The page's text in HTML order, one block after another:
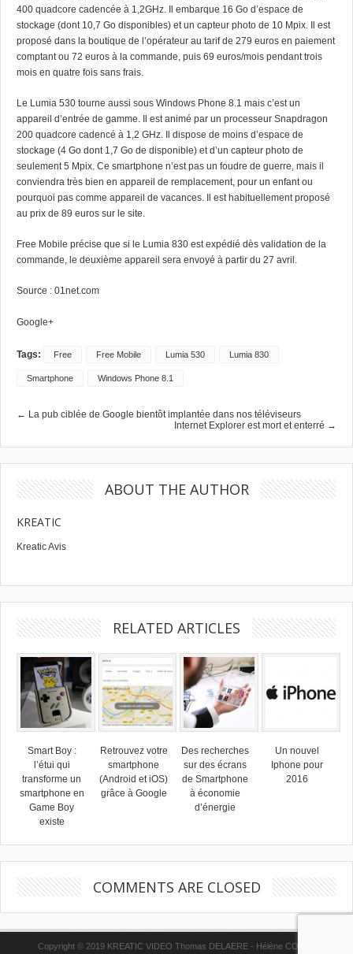
400 quadcore cadencée à 1,2GHz. Il embarque 16 Go d’espace de
stockage (dont 10,7 Go disponibles) et un capteur photo de 10 Mpix. Il est
proposé dans la boutique de l’opérateur au tarif de 279 euros en paiement
comptant ou 72 euros à la commande, puis 69 euros/mois pendant trois
mois en quatre fois sans frais.
Le Lumia 530 tourne aussi sous Windows Phone 8.1 mais c’est un
appareil d’entrée de gamme. Il est animé par un processeur Snapdragon
200 quadcore cadencé à 1,2 GHz. Il dispose de moins d’espace de
stockage (4 Go dont 1,7 Go de disponible) et d’un capteur photo de
seulement 5 Mpix. Ce smartphone n’est pas un foudre de guerre, mais il
conviendra très bien en appareil de remplacement, pour un enfant ou
pourquoi pas comme appareil de vacances. Il est habituellement proposé
au prix de 89 euros sur le site.
Free Mobile précise que si le Lumia 830 est expédié dès validation de la
commande, le deuxième appareil sera envoyé à partir du 27 avril.
Source : 01net.com
Google+
Tags: Free Free Mobile Lumia 530 Lumia 830
Smartphone Windows Phone 8.1
← La pub ciblée de Google bientôt implantée dans nos téléviseurs
Internet Explorer est mort et enterré →
ABOUT THE AUTHOR
KREATIC
Kreatic Avis
RELATED ARTICLES
Smart Boy :
l’étui qui
transforme un
smartphone en
Game Boy
existe
Retrouvez votre
smartphone
(Android et iOS)
grâce à Google
Des recherches
sur des écrans
de Smartphone
à économie
d’énergie
Un nouvel
Iphone pour
2016
COMMENTS ARE CLOSED
Copyright © 2019 KREATIC VIDEO Thomas DELAERE - Hélène COPPE